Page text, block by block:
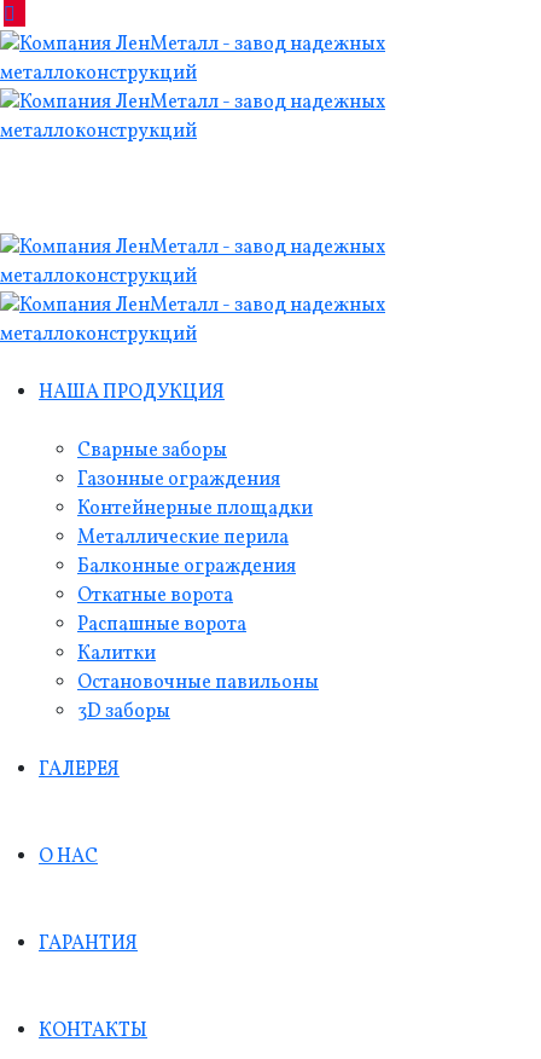
НАША ПРОДУКЦИЯ
Сварные заборы
Газонные ограждения
Контейнерные площадки
Металлические перила
Балконные ограждения
Откатные ворота
Распашные ворота
Калитки
Остановочные павильоны
3D заборы
ГАЛЕРЕЯ
О НАС
ГАРАНТИЯ
КОНТАКТЫ